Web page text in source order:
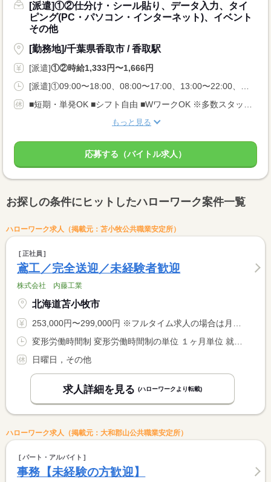
[派遣]①②仕分け・シール貼り、データ入力、タイ
ピング(PC・パソコン・インターネット)、イベント
その他
[勤務地]/千葉県香取市 / 香取駅
[派遣]①②時給1,333円〜1,666円
[派遣]①09:00〜18:00、08:00〜17:00、13:00〜22:00、②12:00〜21:00、17:00〜22:00、22:00〜07:00
■短期・単発OK ■シフト自由 ■WワークOK ※多数スタッフさんが活躍しており、 ご希望のお仕事が定員満席となる場合もございます。 それ以外にご紹介しますのでご希望条件をお伝えください。
もっと見る
応募する（バイトル求人）
お探しの条件にヒットしたハローワーク案件一覧
ハローワーク求人（掲載元：苫小牧公共職業安定所）
正社員
鳶工／完全送迎／未経験者歓迎
株式会社 内藤工業
北海道苫小牧市
253,000円〜299,000円 ※フルタイム求人の場合は月額（換算額）、パート求人の場合は時間額を表示しています。
変形労働時間制 変形労働時間制の単位 １ヶ月単位 就業時間１ 8時00分〜17時00分 就業時間に関する特記事項 時間外労働は月により変動あり。繁忙時等、突発的に時間外労働が <BR> 多くなる場合があります（記載時間は平均時間です）。
日曜日，その他
求人詳細を見る (ハローワークより転載)
ハローワーク求人（掲載元：大和郡山公共職業安定所）
パート・アルバイト
事務【未経験の方歓迎】